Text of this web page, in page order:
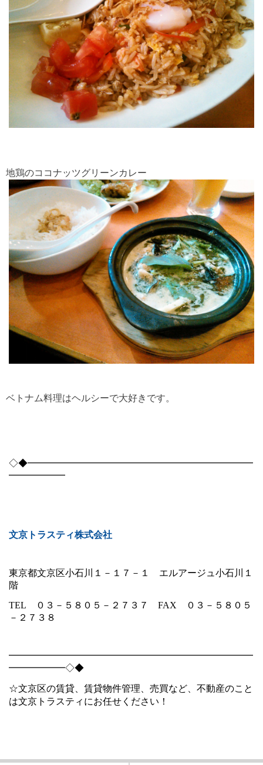
地鶏のココナッツグリーンカレー
ベトナム料理はヘルシーで大好きです。
◇◆━━━━━━━━━━━━━━━━━━━━━━━━
━━━━━━
文京トラスティ株式会社
東京都文京区小石川１－１７－１ エルアージュ小石川１
階
TEL ０３－５８０５－２７３７ FAX ０３－５８０５
－２７３８
━━━━━━━━━━━━━━━━━━━━━━━━━━
━━━━━━◇◆
☆文京区の賃貸、賃貸物件管理、売買など、不動産のこと
は文京トラスティにお任せください！